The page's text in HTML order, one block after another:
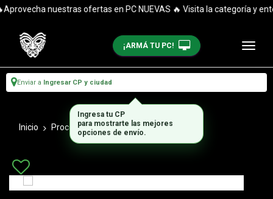
nuestras ofertas en PC NUEVAS 🔥 Visita la categoría y
¡ARMÁ TU PC!
Enviar a Ingresar CP y ciudad
Inicio Procesadores Procesadores Intel
Ingresa tu CP
para mostrarte las mejores
opciones de envío.